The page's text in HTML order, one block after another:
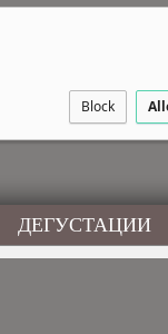
Block
ДЕГУСТАЦИИ